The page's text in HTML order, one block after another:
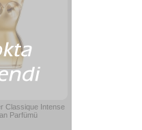
Classique Intense
Parfümü